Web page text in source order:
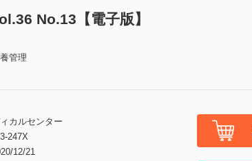
No.13【電子版】
管理
カルセンター
247X
12/21